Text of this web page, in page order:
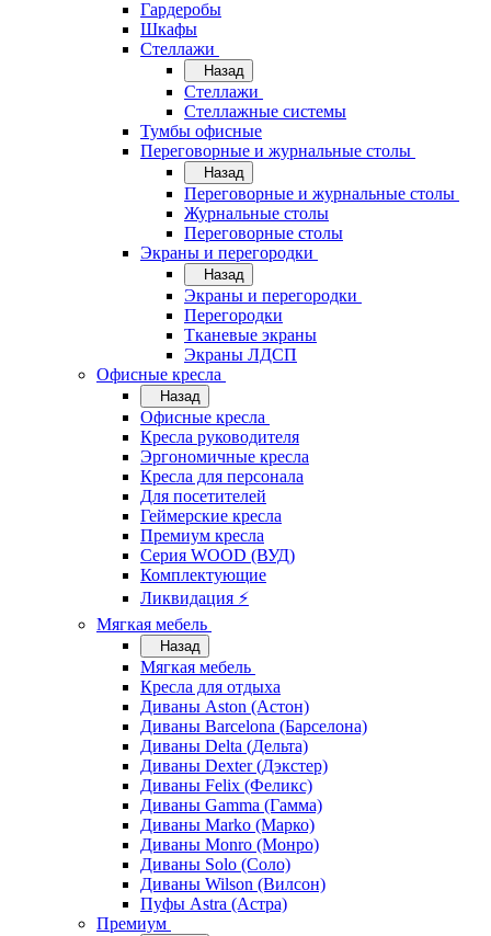
Гардеробы
Шкафы
Стеллажи
Назад
Стеллажи
Стеллажные системы
Тумбы офисные
Переговорные и журнальные столы
Назад
Переговорные и журнальные столы
Журнальные столы
Переговорные столы
Экраны и перегородки
Назад
Экраны и перегородки
Перегородки
Тканевые экраны
Экраны ЛДСП
Офисные кресла
Назад
Офисные кресла
Кресла руководителя
Эргономичные кресла
Кресла для персонала
Для посетителей
Геймерские кресла
Премиум кресла
Серия WOOD (ВУД)
Комплектующие
Ликвидация ⚡
Мягкая мебель
Назад
Мягкая мебель
Кресла для отдыха
Диваны Aston (Астон)
Диваны Barcelona (Барселона)
Диваны Delta (Дельта)
Диваны Dexter (Дэкстер)
Диваны Felix (Феликс)
Диваны Gamma (Гамма)
Диваны Marko (Марко)
Диваны Monro (Монро)
Диваны Solo (Соло)
Диваны Wilson (Вилсон)
Пуфы Astra (Астра)
Премиум